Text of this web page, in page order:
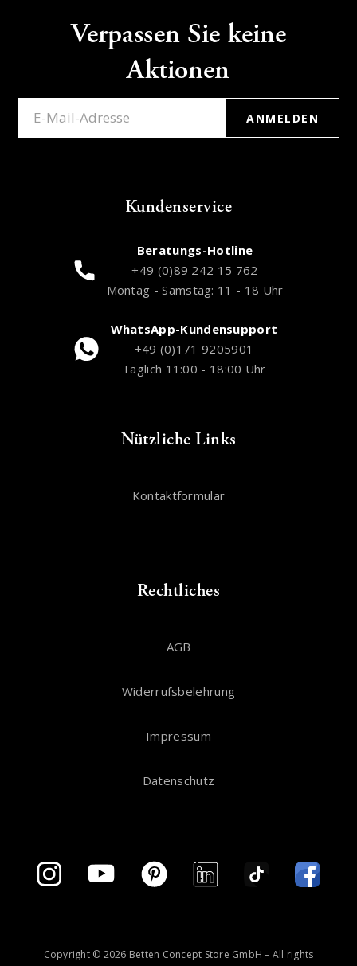
Verpassen Sie keine
Aktionen
ANMELDEN
Kundenservice
Beratungs-Hotline
+49 (0)89 242 15 762
Montag - Samstag: 11 - 18 Uhr
WhatsApp-Kundensupport
+49 (0)171 9205901
Täglich 11:00 - 18:00 Uhr
Nützliche Links
Kontaktformular
Rechtliches
AGB
Widerrufsbelehrung
Impressum
Datenschutz
Copyright © 2026 Betten Concept Store GmbH – All rights